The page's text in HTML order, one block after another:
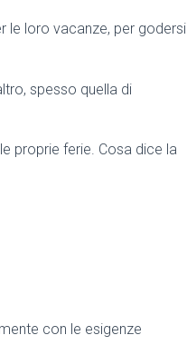
le loro vacanze, per godersi
spesso quella di
proprie ferie. Cosa dice la
con le esigenze